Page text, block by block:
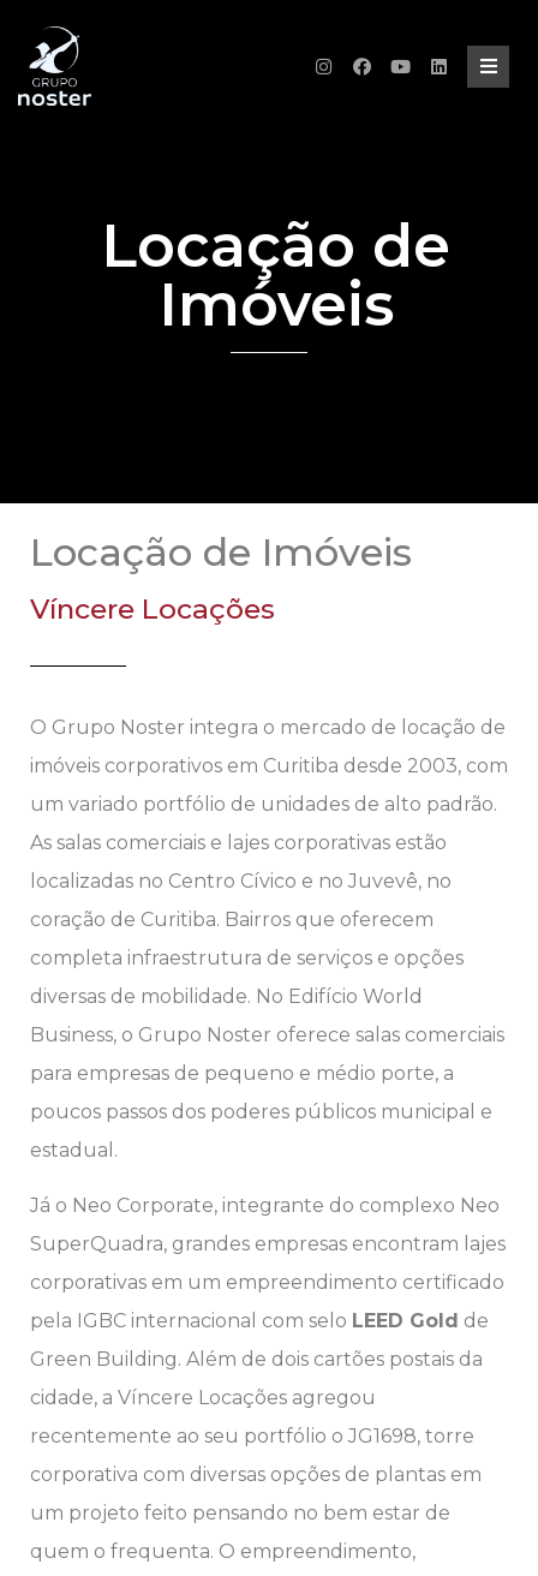
Locação de
Imóveis
Locação de Imóveis
Víncere Locações
O Grupo Noster integra o mercado de locação de
imóveis corporativos em Curitiba desde 2003, com
um variado portfólio de unidades de alto padrão.
As salas comerciais e lajes corporativas estão
localizadas no Centro Cívico e no Juvevê, no
coração de Curitiba. Bairros que oferecem
completa infraestrutura de serviços e opções
diversas de mobilidade. No Edifício World
Business, o Grupo Noster oferece salas comerciais
para empresas de pequeno e médio porte, a
poucos passos dos poderes públicos municipal e
estadual.
Já o Neo Corporate, integrante do complexo Neo
SuperQuadra, grandes empresas encontram lajes
corporativas em um empreendimento certificado
pela IGBC internacional com selo LEED Gold de
Green Building. Além de dois cartões postais da
cidade, a Víncere Locações agregou
recentemente ao seu portfólio o JG1698, torre
corporativa com diversas opções de plantas em
um projeto feito pensando no bem estar de
quem o frequenta. O empreendimento,